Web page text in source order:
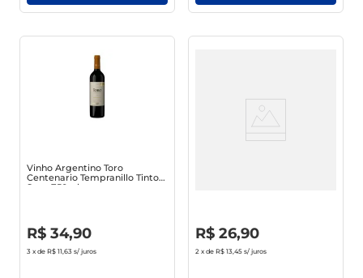
Vinho Argentino Toro
Centenario Tempranillo Tinto
Seco 750ml
R$ 34,90
3 x de R$ 11,63 s/ juros
R$ 26,90
2 x de R$ 13,45 s/ juros